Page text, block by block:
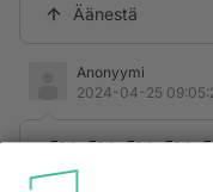
Äänestä
Anonyymi
2024-04-25
🍒🍑🍒🍑🍒🍑🍒🍑🍒